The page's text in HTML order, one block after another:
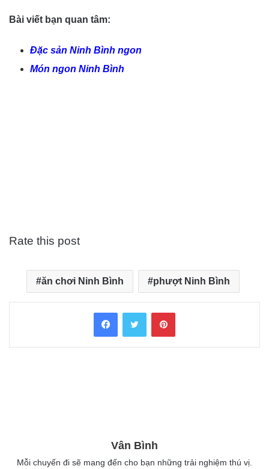
Bài viết bạn quan tâm:
Đặc sản Ninh Bình ngon
Món ngon Ninh Bình
Rate this post
ăn chơi Ninh Bình phượt Ninh Bình
FacebookTwitter Pinterest
Vân Bình
Mỗi chuyến đi sẽ mang đến cho bạn những trải nghiệm thú vị.